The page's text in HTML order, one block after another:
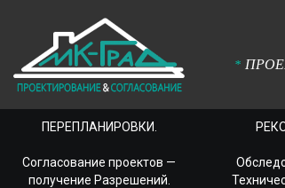
*
ПЕРЕПЛАНИРОВКИ.
Согласование проектов —
получение Разрешений.